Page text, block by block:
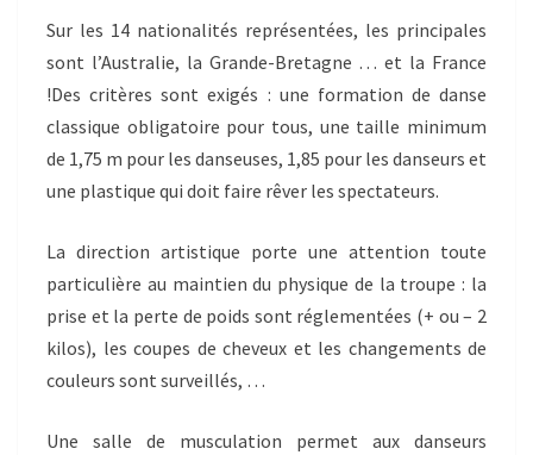
Sur les 14 nationalités représentées, les principales
sont l’Australie, la Grande-Bretagne … et la France
!Des critères sont exigés : une formation de danse
classique obligatoire pour tous, une taille minimum
de 1,75 m pour les danseuses, 1,85 pour les danseurs et
une plastique qui doit faire rêver les spectateurs.
La direction artistique porte une attention toute
particulière au maintien du physique de la troupe : la
prise et la perte de poids sont réglementées (+ ou – 2
kilos), les coupes de cheveux et les changements de
couleurs sont surveillés, …
Une salle de musculation permet aux danseurs